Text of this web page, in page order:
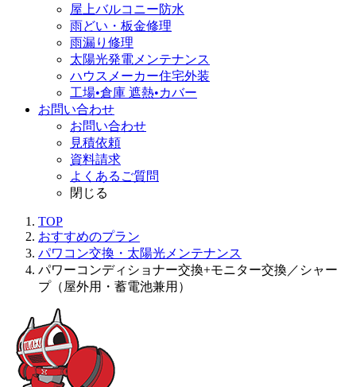
屋上バルコニー防水
雨どい・板金修理
雨漏り修理
太陽光発電メンテナンス
ハウスメーカー住宅外装
工場•倉庫 遮熱•カバー
お問い合わせ
お問い合わせ
見積依頼
資料請求
よくあるご質問
閉じる
TOP
おすすめのプラン
パワコン交換・太陽光メンテナンス
パワーコンディショナー交換+モニター交換／シャー
プ（屋外用・蓄電池兼用）